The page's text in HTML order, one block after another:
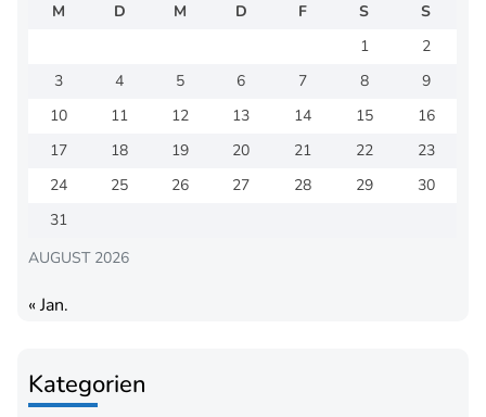
AUGUST 2026
M D M D F S
S
1
2
3
4 5 6 7 8
9
10
11 12 13 14 15
16
17
18 19 20 21 22
23
24
25 26 27 28 29
30
31
« Jan.
Kategorien